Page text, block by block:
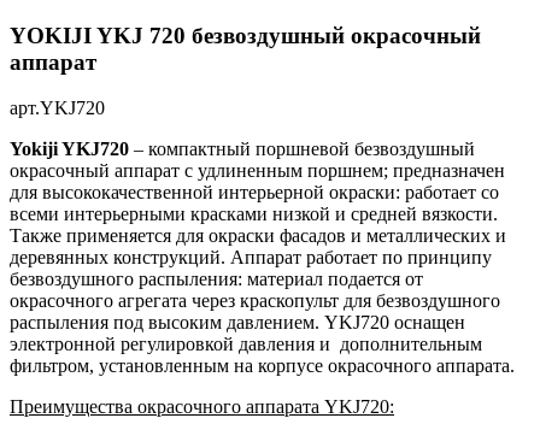
YOKIJI YKJ 720 безвоздушный окрасочный
аппарат
арт.YKJ720
Yokiji YKJ720 – компактный поршневой безвоздушный
окрасочный аппарат с удлиненным поршнем; предназначен
для высококачественной интерьерной окраски: работает со
всеми интерьерными красками низкой и средней вязкости.
Также применяется для окраски фасадов и металлических и
деревянных конструкций. Аппарат работает по принципу
безвоздушного распыления: материал подается от
окрасочного агрегата через краскопульт для безвоздушного
распыления под высоким давлением. YKJ720 оснащен
электронной регулировкой давления и дополнительным
фильтром, установленным на корпусе окрасочного аппарата.
Преимущества окрасочного аппарата YKJ720: